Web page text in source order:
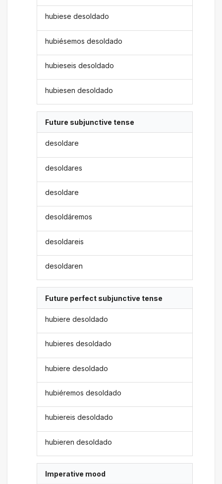
hubiese desoldado
hubiésemos desoldado
hubieseis desoldado
hubiesen desoldado
Future subjunctive tense
desoldare
desoldares
desoldare
desoldáremos
desoldareis
desoldaren
Future perfect subjunctive tense
hubiere desoldado
hubieres desoldado
hubiere desoldado
hubiéremos desoldado
hubiereis desoldado
hubieren desoldado
Imperative mood